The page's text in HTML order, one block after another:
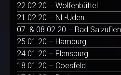
22.02.20 – Wolfenbüttel
21.02.20 – NL-Uden
07. & 08.02.20 – Bad Salzuflen
25.01.20 – Hamburg
24.01.20 – Flensburg
18.01.20 – Coesfeld